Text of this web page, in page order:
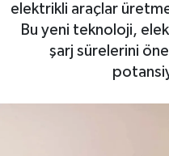
elektrikli araçlar
Bu yeni teknoloji,
şarj sürelerini